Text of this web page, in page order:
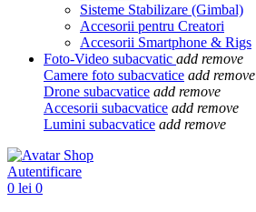
Sisteme Stabilizare (Gimbal)
Accesorii pentru Creatori
Accesorii Smartphone & Rigs
Foto-Video subacvatic add remove
Camere foto subacvatice add remove
Drone subacvatice add remove
Accesorii subacvatice add remove
Lumini subacvatice add remove
Autentificare
0 lei 0